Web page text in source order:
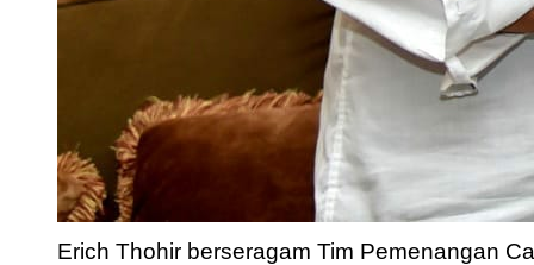
Erich Thohir berseragam Tim Pemenangan